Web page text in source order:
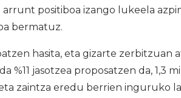
arrunt positiboa izango lukeela
bermatuz.
hasita, eta gizarte zerbitzuan
%11 jasotzea proposatzen da, 1,3
zaintza eredu berrien inguruko